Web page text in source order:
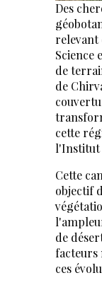
Des
relevant
Science
de
de
cette
l'Institut
Cette
objectif
de
facteurs
ces